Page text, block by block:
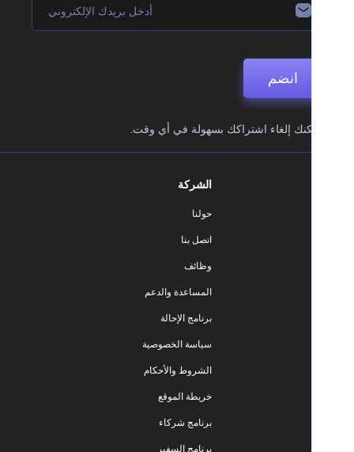
إلغاء اشتراكك بسهولة في أي وقت.
المساعدة والدعم
برنامج الإحالة
سياسة الخصوصية
الشروط والأحكام
خريطة الموقع
برنامج شركاء
برنامج السفير